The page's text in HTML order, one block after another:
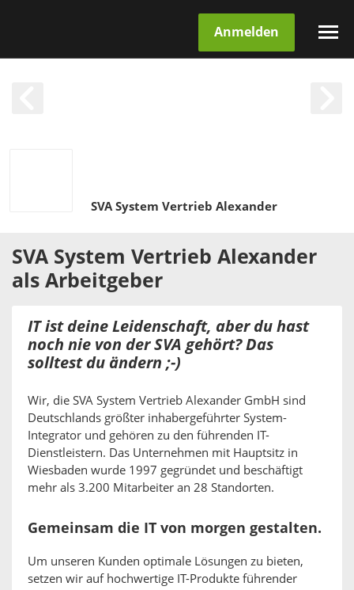
Anmelden
SVA System Vertrieb Alexander
SVA System Vertrieb Alexander
als Arbeitgeber
IT ist deine Leidenschaft, aber du hast
noch nie von der SVA gehört? Das
solltest du ändern ;-)
Wir, die SVA System Vertrieb Alexander GmbH sind
Deutschlands größter inhabergeführter System-
Integrator und gehören zu den führenden IT-
Dienstleistern. Das Unternehmen mit Hauptsitz in
Wiesbaden wurde 1997 gegründet und beschäftigt
mehr als 3.200 Mitarbeiter an 28 Standorten.
Gemeinsam die IT von morgen gestalten.
Um unseren Kunden optimale Lösungen zu bieten,
setzen wir auf hochwertige IT-Produkte führender